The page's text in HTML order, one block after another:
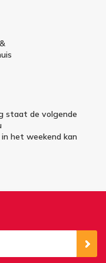
staat de volgende
het weekend kan